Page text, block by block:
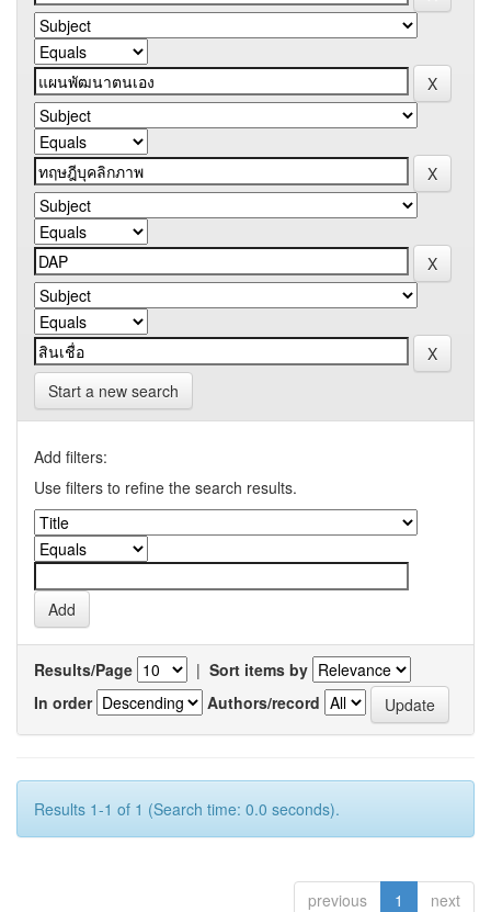
Start a new search
Add filters:
Use filters to refine the search results.
Results/Page | Sort items by
In order
Authors/record
Results 1-1 of 1 (Search time: 0.0 seconds).
previous 1 next